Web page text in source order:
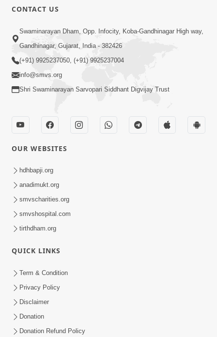
CONTACT US
Swaminarayan Dham, Opp. Infocity, Koba-Gandhinagar High way,
Gandhinagar, Gujarat, India - 382426
(+91) 9925237050, (+91) 9925237004
info@smvs.org
Shri Swaminarayan Sarvopari Siddhant Digvijay Trust
OUR WEBSITES
hdhbapji.org
anadimukt.org
smvscharities.org
smvshospital.com
tirthdham.org
QUICK LINKS
Term & Condition
Privacy Policy
Disclaimer
Donation
Donation Refund Policy